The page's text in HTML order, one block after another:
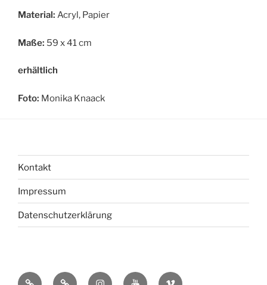
Material: Acryl, Papier
Maße: 59 x 41 cm
erhältlich
Foto: Monika Knaack
Kontakt
Impressum
Datenschutzerklärung
bsky MastadonInstagramYou Vimeo